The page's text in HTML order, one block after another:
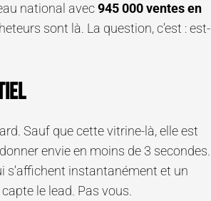
national avec 945 000 ventes en
sont là. La question, c’est : est-
Sauf que cette vitrine-là, elle est
envie en moins de 3 secondes.
s’affichent instantanément et un
le lead. Pas vous.